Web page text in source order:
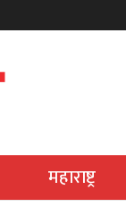
महाराष्ट्र